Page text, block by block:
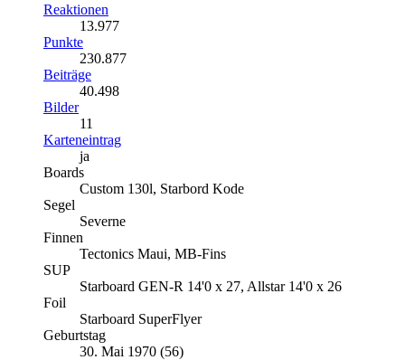
Reaktionen
13.977
Punkte
230.877
Beiträge
40.498
Bilder
11
Karteneintrag
ja
Boards
Custom 130l, Starbord Kode
Segel
Severne
Finnen
Tectonics Maui, MB-Fins
SUP
Starboard GEN-R 14'0 x 27, Allstar 14'0 x 26
Foil
Starboard SuperFlyer
Geburtstag
30. Mai 1970 (56)